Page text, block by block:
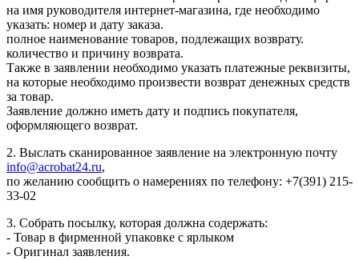
на имя руководителя интернет-магазина, где необходимо
указать: номер и дату заказа.
полное наименование товаров, подлежащих возврату.
количество и причину возврата.
Также в заявлении необходимо указать платежные реквизиты,
на которые необходимо произвести возврат денежных средств
за товар.
Заявление должно иметь дату и подпись покупателя,
оформляющего возврат.
2. Выслать сканированное заявление на электронную почту
info@acrobat24.ru,
по желанию сообщить о намерениях по телефону: +7(391) 215-
33-02
3. Собрать посылку, которая должна содержать:
- Товар в фирменной упаковке с ярлыком
- Оригинал заявления.